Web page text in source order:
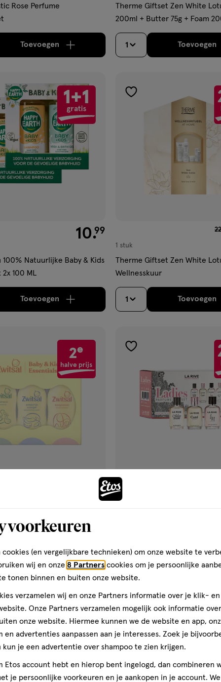
Rose Perfume
Toevoegenverhoog aantal met één, Limiet bereikt.Je kan
Therme Giftset Zen White
200ml + Butter 75g + Foam
1 Toevoegen
1+1
gratis
€ 10.99
10.99
100% Natuurlijke Baby & Kids
100 ML
Toevoegenverhoog aantal met één, Bijna uitverkocht!Er
toevoegen
1 stuk
Therme Giftset Zen White
Wellnesskuur
1 Toevoegen
2e
halve prijs
49
3x200 ML
Toevoegenverhoog aantal met één ,Bijna uitverkocht!Er
toevoegen
verlanglijst
4 stuks
1 Toevoegen
toevoegen
aan
verlanglijst
Gratisbezorging vanaf €35 Gratisretour binnen 30
voorkeuren
cookies (en vergelijkbare technieken) om onze website te
wij en onze 8 Partners cookies om je persoonlijke
tonen binnen en buiten onze website.
verzamelen wij en onze Partners informatie over je klik-
Onze Partners verzamelen mogelijk ook informatie
onze website. Hiermee kunnen we de website en app,
en advertenties aanpassen aan je interesses. Zoek je
kun je een advertentie over shampoo te zien krijgen.
Etos account hebt en hierop bent ingelogd, dan combineren
je persoonlijke voorkeuren en je aankopen in je account.